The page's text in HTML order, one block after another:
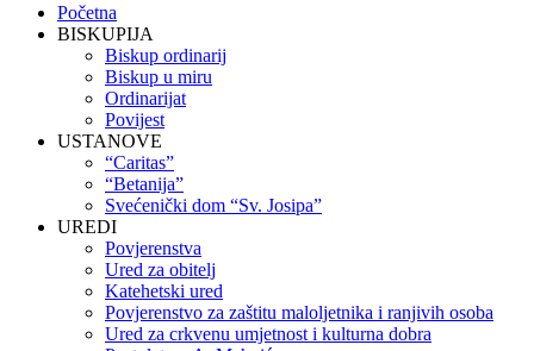
Primary
Menu
Skip
Početna
BISKUPIJA
Biskup ordinarij
Biskup u miru
Ordinarijat
Povijest
USTANOVE
“Caritas”
“Betanija”
Svećenički dom “Sv. Josipa”
UREDI
Povjerenstva
Ured za obitelj
Katehetski ured
Povjerenstvo za zaštitu maloljetnika i ranjivih osoba
Ured za crkvenu umjetnost i kulturna dobra